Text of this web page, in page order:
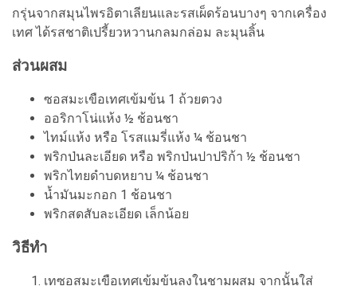
กรุ่นจากสมุนไพรอิตาเลียนและรสเผ็ดร้อนบางๆ จากเครื่อง
เทศ ได้รสชาติเปรี้ยวหวานกลมกล่อม ละมุนลิ้น
ส่วนผสม
ซอสมะเขือเทศเข้มข้น 1 ถ้วยตวง
ออริกาโน่แห้ง ½ ช้อนชา
ไทม์แห้ง หรือ โรสแมรี่แห้ง ¼ ช้อนชา
พริกป่นละเอียด หรือ พริกป่นปาปริก้า ½ ช้อนชา
พริกไทยดำบดหยาบ ¼ ช้อนชา
น้ำมันมะกอก 1 ช้อนชา
พริกสดสับละเอียด เล็กน้อย
วิธีทำ
เทซอสมะเขือเทศเข้มข้นลงในชามผสม จากนั้นใส่